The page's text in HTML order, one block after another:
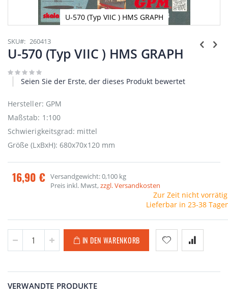
U-570 (Typ VIIC ) HMS GRAPH
Anfang
der
Bildgalerie
SKU 260413
U-570 (Typ VIIC ) HMS GRAPH
Seien Sie der Erste, der dieses Produkt bewertet
Hersteller: GPM
Maßstab: 1:100
Schwierigkeitsgrad: mittel
Größe (LxBxH): 680x70x120 mm
16,90 € Versandgewicht: 0,100 kg
Preis inkl. Mwst,zzgl. Versandkosten
Zur Zeit nicht
Lieferbar in 23-38
IN DEN WARENKORB
VERWANDTE PRODUKTE